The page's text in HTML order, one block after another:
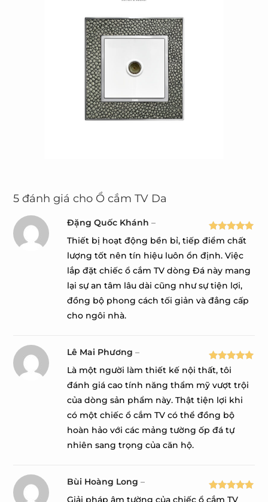
5 đánh giá cho Ổ cắm TV Da
Được xếp
hạng 55
sao
Đặng Quốc Khánh–
Thiết bị hoạt động bền bỉ, tiếp điểm chất
lượng tốt nên tín hiệu luôn ổn định. Việc
lắp đặt chiếc ổ cắm TV dòng Đá này mang
lại sự an tâm lâu dài cũng như sự tiện lợi,
đồng bộ phong cách tối giản và đẳng cấp
cho ngôi nhà.
Được xếp
hạng5 5
sao
Lê Mai Phương–
Là một người làm thiết kế nội thất, tôi
đánh giá cao tính năng thẩm mỹ vượt trội
của dòng sản phẩm này. Thật tiện lợi khi
có một chiếc ổ cắm TV có thể đồng bộ
hoàn hảo với các mảng tường ốp đá tự
nhiên sang trọng của căn hộ.
Được xếp
Bùi Hoàng Long–
Giải pháp âm tường của chiếc ổ cắm TV